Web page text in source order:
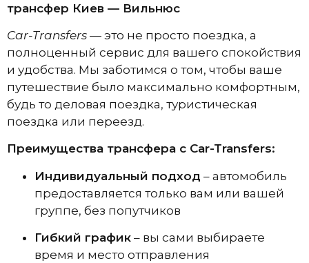
трансфер Киев — Вильнюс
Car-Transfers — это не просто поездка, а
полноценный сервис для вашего спокойствия
и удобства. Мы заботимся о том, чтобы ваше
путешествие было максимально комфортным,
будь то деловая поездка, туристическая
поездка или переезд.
Преимущества трансфера с Car-Transfers:
Индивидуальный подход – автомобиль
предоставляется только вам или вашей
группе, без попутчиков
Гибкий график – вы сами выбираете
время и место отправления